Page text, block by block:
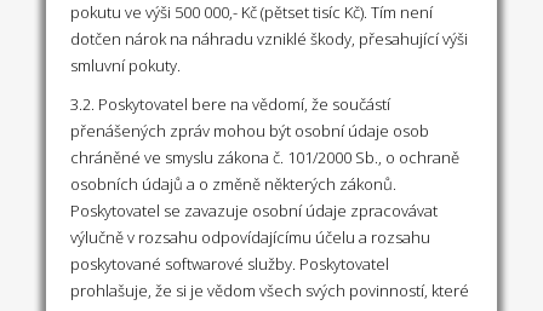
pokutu ve výši 500 000,- Kč (pětset tisíc Kč). Tím není
dotčen nárok na náhradu vzniklé škody, přesahující výši
smluvní pokuty.
3.2. Poskytovatel bere na vědomí, že součástí
přenášených zpráv mohou být osobní údaje osob
chráněné ve smyslu zákona č. 101/2000 Sb., o ochraně
osobních údajů a o změně některých zákonů.
Poskytovatel se zavazuje osobní údaje zpracovávat
výlučně v rozsahu odpovídajícímu účelu a rozsahu
poskytované softwarové služby. Poskytovatel
prohlašuje, že si je vědom všech svých povinností, které